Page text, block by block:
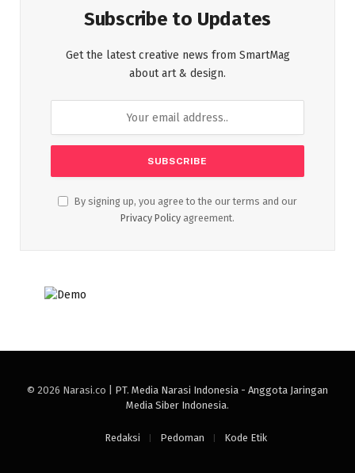
Subscribe to Updates
Get the latest creative news from SmartMag
about art & design.
By signing up, you agree to the our terms and our
Privacy Policy agreement.
© 2026 Narasi.co | PT. Media Narasi Indonesia - Anggota Jaringan
Media Siber Indonesia.
Redaksi Pedoman Kode Etik